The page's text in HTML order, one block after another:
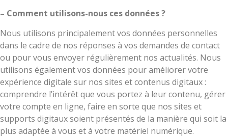
– Comment utilisons-nous ces données ?
Nous utilisons principalement vos données personnelles
dans le cadre de nos réponses à vos demandes de contact
ou pour vous envoyer régulièrement nos actualités. Nous
utilisons également vos données pour améliorer votre
expérience digitale sur nos sites et contenus digitaux :
comprendre l’intérêt que vous portez à leur contenu, gérer
votre compte en ligne, faire en sorte que nos sites et
supports digitaux soient présentés de la manière qui soit la
plus adaptée à vous et à votre matériel numérique.